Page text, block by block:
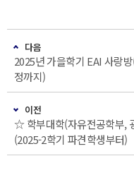
다음
2025년 가을학기 EAI 사랑
정까지)
이전
☆ 학부대학(자유전공학부,
(2025-2학기 파견학생부터)